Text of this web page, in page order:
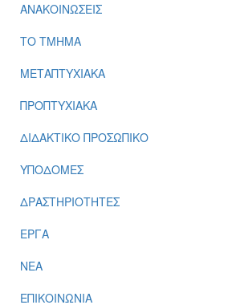
ΑΝΑΚΟΙΝΩΣΕΙΣ
ΤΟ ΤΜΗΜΑ
ΜΕΤΑΠΤΥΧΙΑΚΑ
ΠΡΟΠΤΥΧΙΑΚΑ
ΔΙΔΑΚΤΙΚΟ ΠΡΟΣΩΠΙΚΟ
ΥΠΟΔΟΜΕΣ
ΔΡΑΣΤΗΡΙΟΤΗΤΕΣ
ΕΡΓΑ
ΝΕΑ
ΕΠΙΚΟΙΝΩΝΙΑ